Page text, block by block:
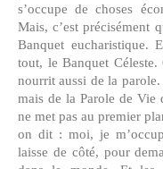
s’occupe de choses
Mais, c’est précisément
Banquet eucharistique.
tout, le Banquet
nourrit aussi de la
mais de la Parole de
ne met pas au premier
on dit : moi, je
laisse de côté, pour